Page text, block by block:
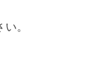
。